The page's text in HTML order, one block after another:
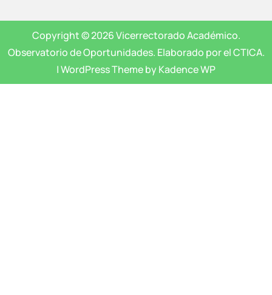
Copyright © 2026 Vicerrectorado Académico.
Observatorio de Oportunidades. Elaborado por el CTICA.
| WordPress Theme by Kadence WP